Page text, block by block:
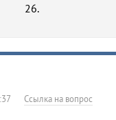
26.
Ссылка на вопрос